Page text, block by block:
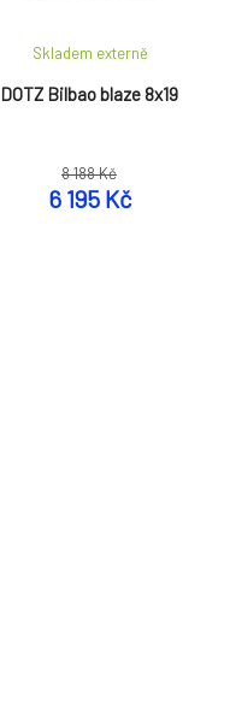
DOTZ Bilbao blaze 8x19
Skladem externě
8 188 Kč
6 195 Kč